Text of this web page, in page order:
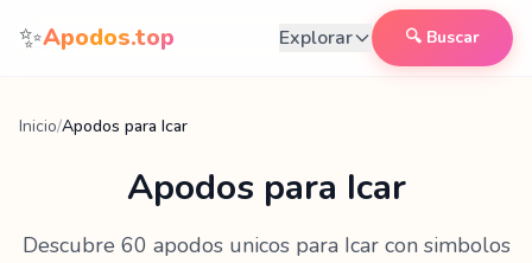
Saltar al contenido
✨Apodos.top Explorar 🔍 Buscar
Inicio/Apodos para Icar
Apodos para Icar
Descubre 60 apodos unicos para Icarcon simbolos